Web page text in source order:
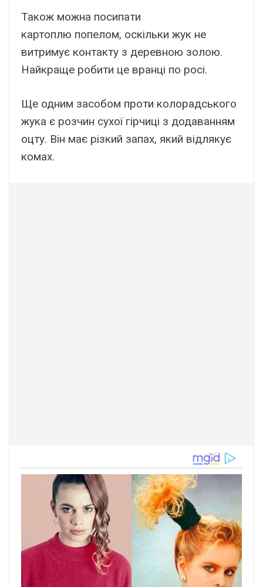
Також можна посипати
картоплю попелом, оскільки жук не
витримує контакту з деревною золою.
Найкраще робити це вранці по росі.
Ще одним засобом проти колорадського
жука є розчин сухої гірчиці з додаванням
оцту. Він має різкий запах, який відлякує
комах.